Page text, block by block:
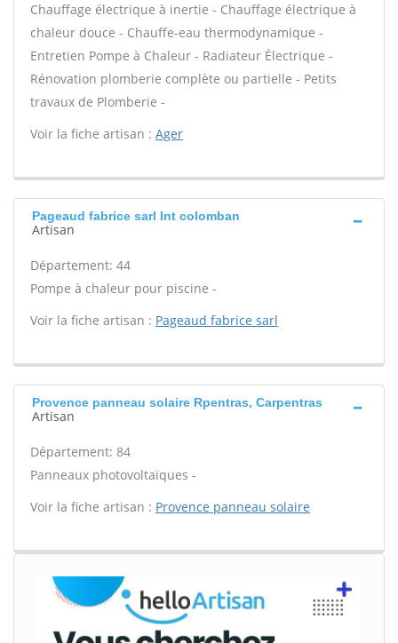
Chauffage électrique à inertie - Chauffage électrique à
chaleur douce - Chauffe-eau thermodynamique -
Entretien Pompe à Chaleur - Radiateur Électrique -
Rénovation plomberie complète ou partielle - Petits
travaux de Plomberie -
Voir la fiche artisan : Ager
Pageaud fabrice sarl Int colomban
Artisan
Département: 44
Pompe à chaleur pour piscine -
Voir la fiche artisan : Pageaud fabrice sarl
Provence panneau solaire Rpentras, Carpentras
Artisan
Département: 84
Panneaux photovoltaïques -
Voir la fiche artisan : Provence panneau solaire